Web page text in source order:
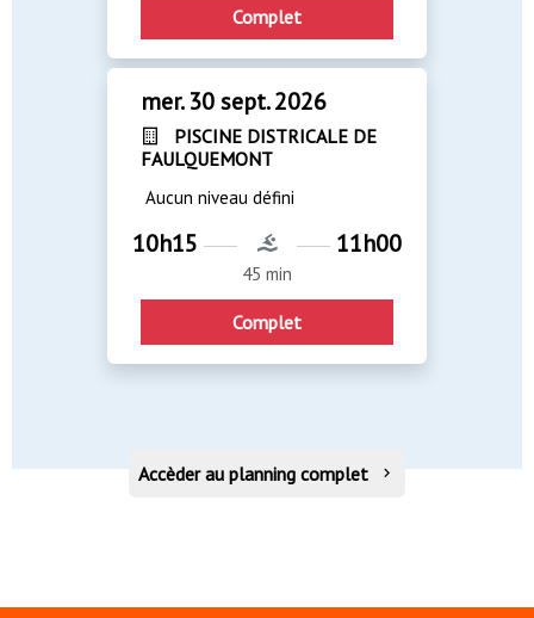
Complet
mer. 30 sept. 2026
PISCINE DISTRICALE DE
FAULQUEMONT
Aucun niveau défini
10h15 11h00
45 min
Complet
Accèder au planning complet